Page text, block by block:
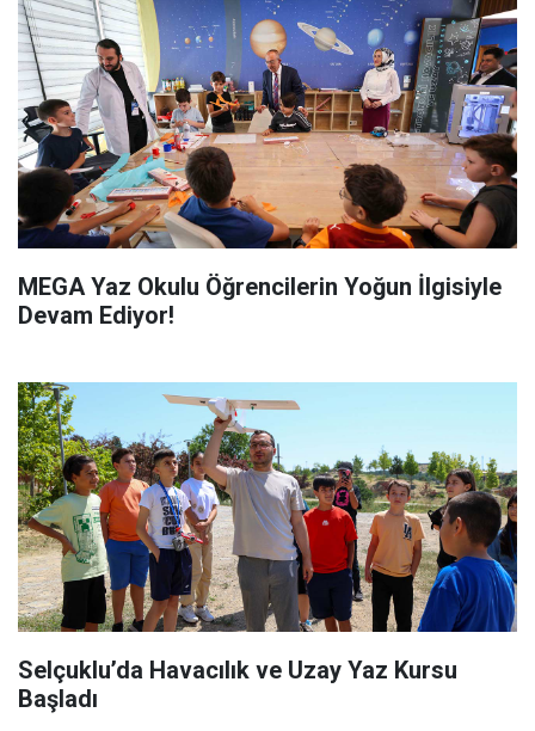
MEGA Yaz Okulu Öğrencilerin Yoğun İlgisiyle
Devam Ediyor!
Selçuklu’da Havacılık ve Uzay Yaz Kursu
Başladı